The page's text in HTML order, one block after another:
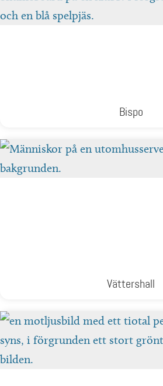
Bispo
Vättershall